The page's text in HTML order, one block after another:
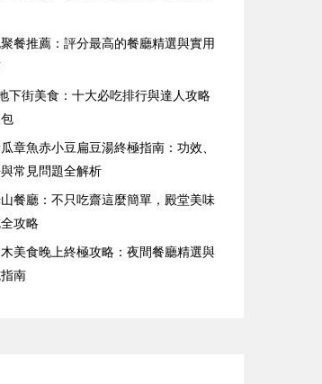
餐推薦：評分最高的餐廳精選與實用
下街美食：十大必吃排行與達人攻略
章魚赤小豆扁豆湯終極指南：功效、
常見問題全解析
餐廳：不只吃齋這麼簡單，殿堂美味
攻略
美食晚上終極攻略：夜間餐廳精選與
南